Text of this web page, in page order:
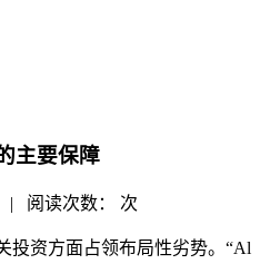
主要保障
| 阅读次数： 次
资方面占领布局性劣势。“Al